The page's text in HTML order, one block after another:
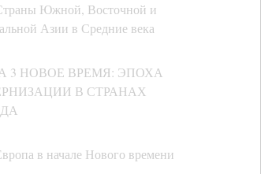
Южной, Восточной и
Азии в Средние века
3 НОВОЕ ВРЕМЯ: ЭПОХА
В СТРАНАХ
в начале Нового времени